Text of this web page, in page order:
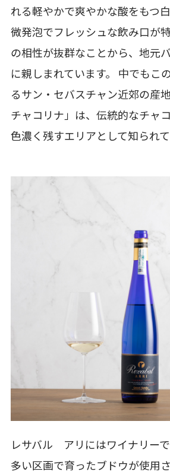
れる軽やかで爽やかな酸をもつ
微発泡でフレッシュな飲み口が
の相性が抜群なことから、地元
に親しまれています。 中でもこ
るサン・セバスチャン近郊の産
チャコリナ」は、伝統的なチャ
色濃く残すエリアとして知られて
レサバル アリにはワイナリー
多い区画で育ったブドウが使用